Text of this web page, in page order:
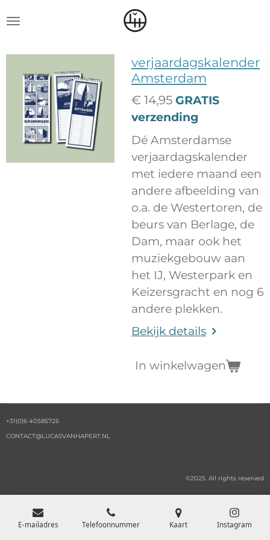
hoofdinhoud
verjaardagskalender
Amsterdam
€ 14,95 GRATIS
verzending
Dé Amsterdamse
verjaardagskalender
met iedere maand een
andere afbeelding van
o.a. de Westertoren, de
beurs van Berlage, de
Dam, maar ook het
muziekgebouw aan
het IJ, Westerpark en
Keizersgracht en nog 6
andere plekken.
Bekijk details
In winkelwagen
+31(0)6 40585726
CONTACT@LUCASVANHAPERT.NL
©2025. All rights reserved
E-mailadres Telefoonnummer Kaart Instagram